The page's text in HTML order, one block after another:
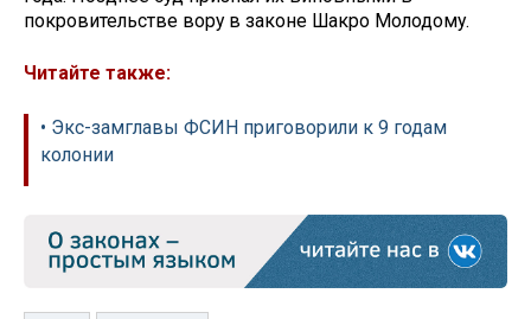
покровительстве вору в законе Шакро Молодому.
Читайте также:
• Экс-замглавы ФСИН приговорили к 9 годам
колонии